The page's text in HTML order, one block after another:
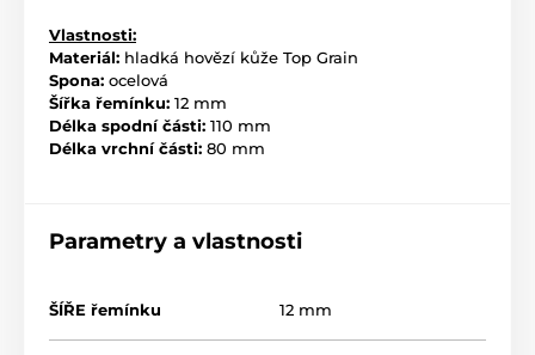
Vlastnosti:
Materiál: hladká hovězí kůže Top Grain
Spona: ocelová
Šířka řemínku: 12 mm
Délka spodní části: 110 mm
Délka vrchní části: 80 mm
Parametry a vlastnosti
ŠÍŘE řemínku 12 mm